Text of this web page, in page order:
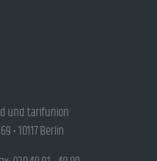
und tarifunion
• 10117 Berlin